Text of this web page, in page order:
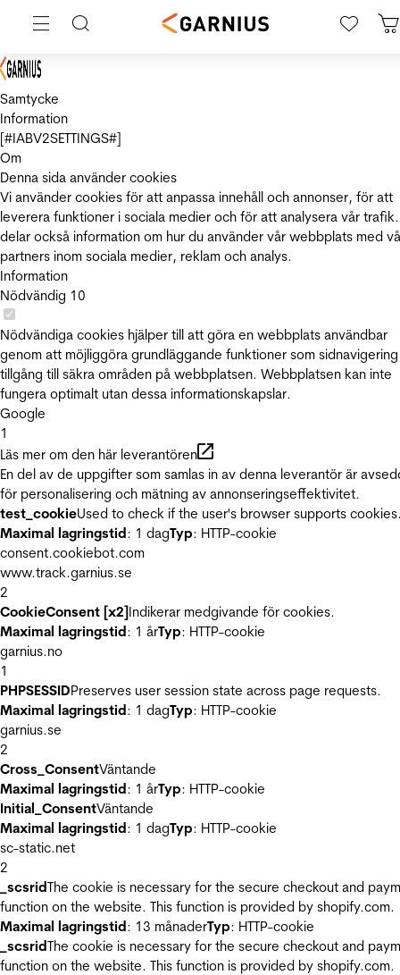
Samtycke
Information
[#IABV2SETTINGS#]
Om
Denna sida använder cookies
Vi använder cookies för att anpassa innehåll och annonser, för att
leverera funktioner i sociala medier och för att analysera vår
delar också information om hur du använder vår webbplats med
partners inom sociala medier, reklam och analys.
Information
Nödvändig 10
Nödvändiga cookies hjälper till att göra en webbplats användbar
genom att möjliggöra grundläggande funktioner som
tillgång till säkra områden på webbplatsen. Webbplatsen kan inte
fungera optimalt utan dessa informationskapslar.
Google
1
Läs mer om den här leverantören
En del av de uppgifter som samlas in av denna leverantör är
för personalisering och mätning av annonseringseffektivitet.
test_cookieUsed to check if the user's browser supports
Maximal lagringstid: 1 dagTyp: HTTP-cookie
consent.cookiebot.com
www.track.garnius.se
2
CookieConsent [x2]Indikerar medgivande för cookies.
Maximal lagringstid: 1 årTyp: HTTP-cookie
garnius.no
1
PHPSESSIDPreserves user session state across page requests.
Maximal lagringstid: 1 dagTyp: HTTP-cookie
garnius.se
2
Cross_ConsentVäntande
Maximal lagringstid: 1 årTyp: HTTP-cookie
Initial_ConsentVäntande
Maximal lagringstid: 1 dagTyp: HTTP-cookie
sc-static.net
2
_scsridThe cookie is necessary for the secure checkout and
function on the website. This function is provided by shopify.com.
Maximal lagringstid: 13 månaderTyp: HTTP-cookie
_scsridThe cookie is necessary for the secure checkout and
function on the website. This function is provided by shopify.com.